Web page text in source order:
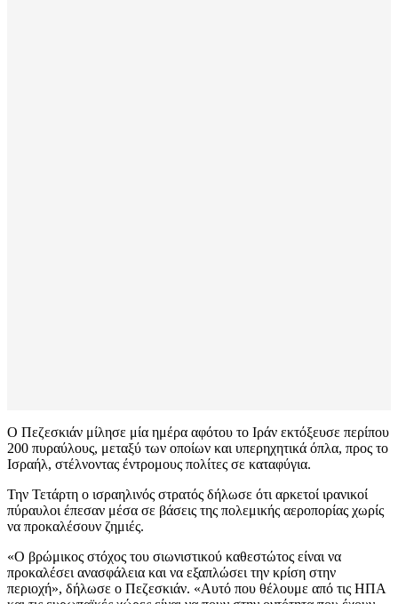
Ο Πεζεσκιάν μίλησε μία ημέρα αφότου το Ιράν εκτόξευσε περίπου
200 πυραύλους, μεταξύ των οποίων και υπερηχητικά όπλα, προς το
Ισραήλ, στέλνοντας έντρομους πολίτες σε καταφύγια.
Την Τετάρτη ο ισραηλινός στρατός δήλωσε ότι αρκετοί ιρανικοί
πύραυλοι έπεσαν μέσα σε βάσεις της πολεμικής αεροπορίας χωρίς
να προκαλέσουν ζημιές.
«Ο βρώμικος στόχος του σιωνιστικού καθεστώτος είναι να
προκαλέσει ανασφάλεια και να εξαπλώσει την κρίση στην
περιοχή», δήλωσε ο Πεζεσκιάν. «Αυτό που θέλουμε από τις ΗΠΑ